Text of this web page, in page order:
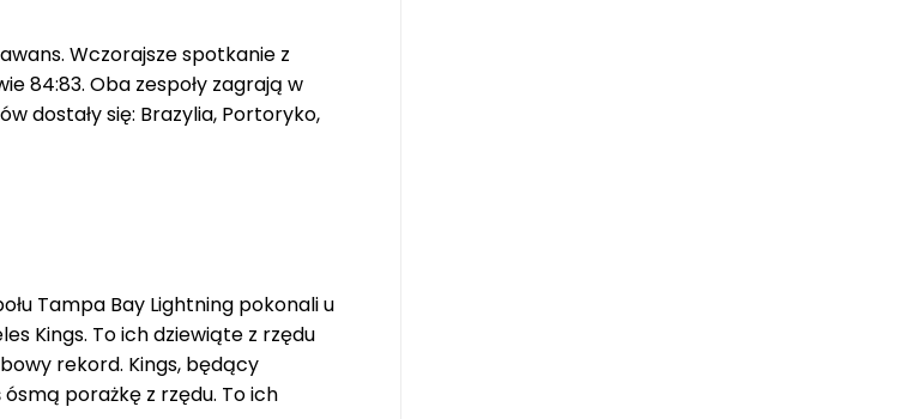
Wczorajsze spotkanie z
84:83. Oba zespoły zagrają w
dostały się: Brazylia, Portoryko,
Tampa Bay Lightning pokonali u
Kings. To ich dziewiąte z rzędu
rekord. Kings, będący
porażkę z rzędu. To ich